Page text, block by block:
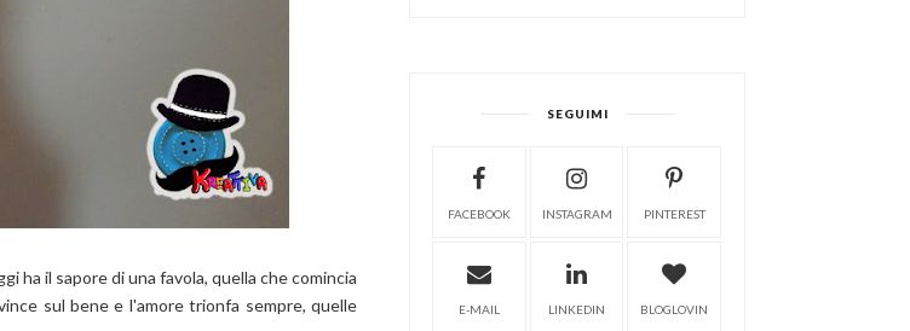
ha il sapore di una favola, quella che comincia
sul bene e l'amore trionfa sempre, quelle
SEGUIMI
FACEBOOK INSTAGRAM PINTEREST
E-MAIL LINKEDIN BLOGLOVIN